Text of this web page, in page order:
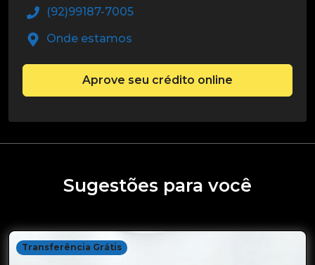
(92)99187-7005
Onde estamos
Aprove seu crédito online
Sugestões para você
Transferência Grátis